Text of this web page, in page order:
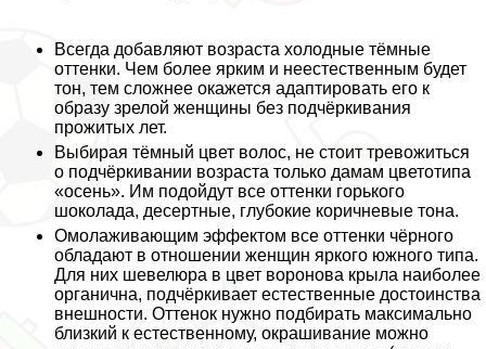
Всегда добавляют возраста холодные тёмные
оттенки. Чем более ярким и неестественным будет
тон, тем сложнее окажется адаптировать его к
образу зрелой женщины без подчёркивания
прожитых лет.
Выбирая тёмный цвет волос, не стоит тревожиться
о подчёркивании возраста только дамам цветотипа
«осень». Им подойдут все оттенки горького
шоколада, десертные, глубокие коричневые тона.
Омолаживающим эффектом все оттенки чёрного
обладают в отношении женщин яркого южного типа.
Для них шевелюра в цвет воронова крыла наиболее
органична, подчёркивает естественные достоинства
внешности. Оттенок нужно подбирать максимально
близкий к естественному, окрашивание можно